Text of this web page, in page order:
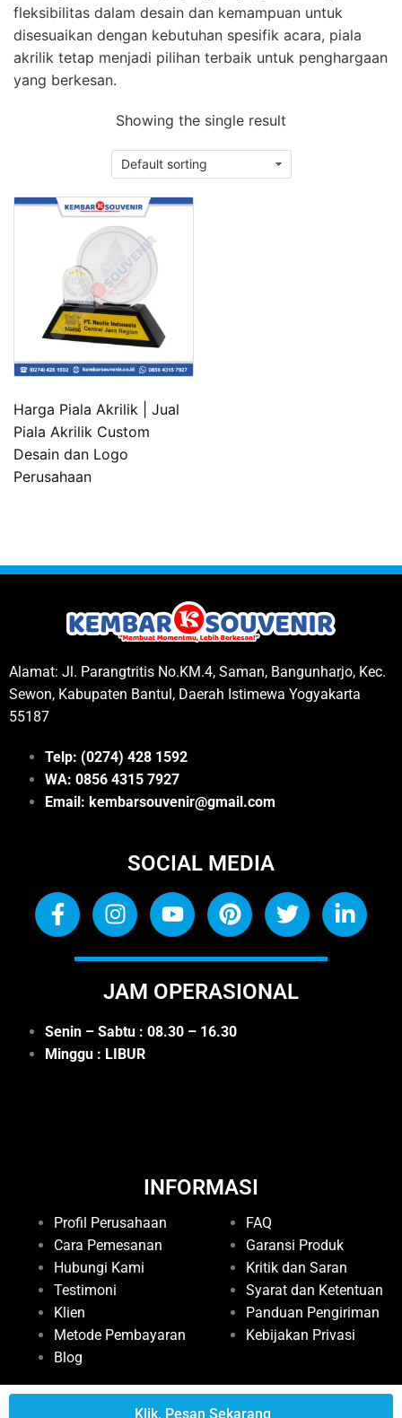
fleksibilitas dalam desain dan kemampuan untuk
disesuaikan dengan kebutuhan spesifik acara, piala
akrilik tetap menjadi pilihan terbaik untuk penghargaan
yang berkesan.
Showing the single result
Harga Piala Akrilik | Jual
Piala Akrilik Custom
Desain dan Logo
Perusahaan
Alamat: Jl. Parangtritis No.KM.4, Saman, Bangunharjo, Kec.
Sewon, Kabupaten Bantul, Daerah Istimewa Yogyakarta
55187
Telp: (0274) 428 1592
WA: 0856 4315 7927
Email: kembarsouvenir@gmail.com
SOCIAL MEDIA
JAM OPERASIONAL
Senin – Sabtu : 08.30 – 16.30
Minggu : LIBUR
INFORMASI
Profil Perusahaan
Cara Pemesanan
Hubungi Kami
Testimoni
Klien
Metode Pembayaran
Blog
FAQ
Garansi Produk
Kritik dan Saran
Syarat dan Ketentuan
Panduan Pengiriman
Kebijakan Privasi
Klik, Pesan Sekarang